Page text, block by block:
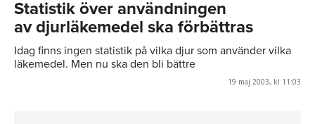
Statistik över användningen
av djurläkemedel ska förbättras
Idag finns ingen statistik på vilka djur som använder vilka
läkemedel. Men nu ska den bli bättre
19 maj 2003, kl 11:03